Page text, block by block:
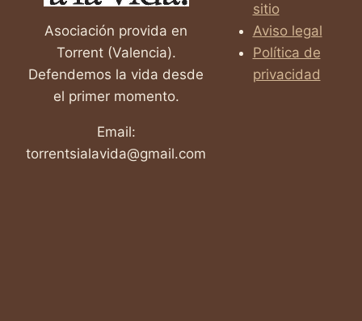
Asociación provida en
Torrent (Valencia).
Defendemos la vida desde
el primer momento.
Email:
torrentsialavida@gmail.com
sitio
Aviso legal
Política de
privacidad